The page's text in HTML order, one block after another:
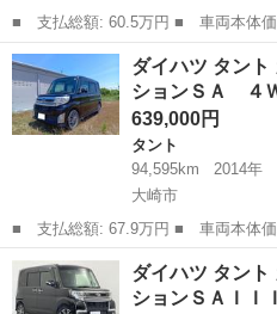
■ 支払総額: 60.5万円 ■ 車両本体価格： 540,000 円 ■ メーカー
名： ダイハツ ■ 車種名： タン
Ｘ ＳＡ ４ＷＤ ＥＴＣ 両側スラ
システム ＬＥ...
宮城 大崎市 タント
ダイハツ タン
ションＳＡ
639,000円
タント
94,595km
2014年
大崎市
■ 支払総額: 67.9万円 ■ 車両本体価格： 639,000 円 ■ メーカー
名： ダイハツ ■ 車種名： タン
Ｓ トップエディションＳＡ ４
ライドドア ...
宮城 大崎市 タント
ダイハツ タン
ションＳＡＩ